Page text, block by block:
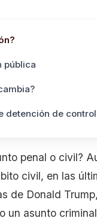
pública
detención de
penal o civil?
civil, en las
de Donald
un asunto